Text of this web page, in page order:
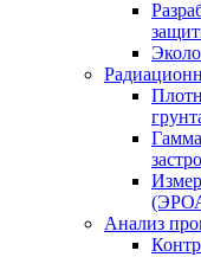
Анализ